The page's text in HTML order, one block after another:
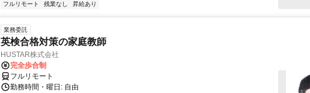
フルリモート 残業なし 昇給あり
業務委託
英検合格対策の家庭教師
HUSTAR株式会社
完全歩合制
フルリモート
勤務時間・曜日: 自由